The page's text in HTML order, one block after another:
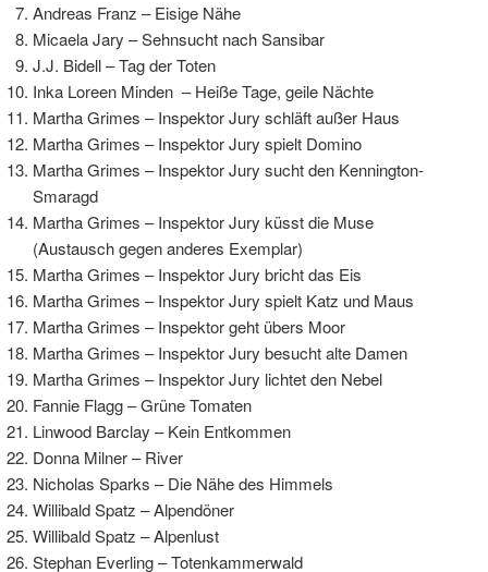
Andreas Franz – Eisige Nähe
Micaela Jary – Sehnsucht nach Sansibar
J.J. Bidell – Tag der Toten
Inka Loreen Minden – Heiße Tage, geile Nächte
Martha Grimes – Inspektor Jury schläft außer Haus
Martha Grimes – Inspektor Jury spielt Domino
Martha Grimes – Inspektor Jury sucht den Kennington-
Smaragd
Martha Grimes – Inspektor Jury küsst die Muse
(Austausch gegen anderes Exemplar)
Martha Grimes – Inspektor Jury bricht das Eis
Martha Grimes – Inspektor Jury spielt Katz und Maus
Martha Grimes – Inspektor geht übers Moor
Martha Grimes – Inspektor Jury besucht alte Damen
Martha Grimes – Inspektor Jury lichtet den Nebel
Fannie Flagg – Grüne Tomaten
Linwood Barclay – Kein Entkommen
Donna Milner – River
Nicholas Sparks – Die Nähe des Himmels
Willibald Spatz – Alpendöner
Willibald Spatz – Alpenlust
Stephan Everling – Totenkammerwald